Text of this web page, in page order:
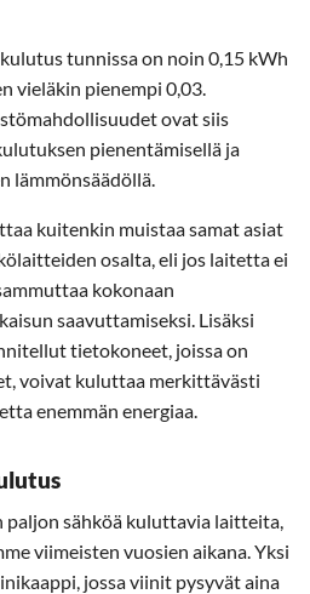
tunnissa on noin 0,15 kWh
vieläkin pienempi 0,03.
ovat siis
pienentämisellä ja
lämmönsäädöllä.
kuitenkin muistaa samat asiat
osalta, eli jos laitetta ei
kokonaan
saavuttamiseksi. Lisäksi
tietokoneet, joissa on
voivat kuluttaa merkittävästi
enemmän energiaa.
paljon sähköä kuluttavia laitteita,
viimeisten vuosien aikana. Yksi
jossa viinit pysyvät aina